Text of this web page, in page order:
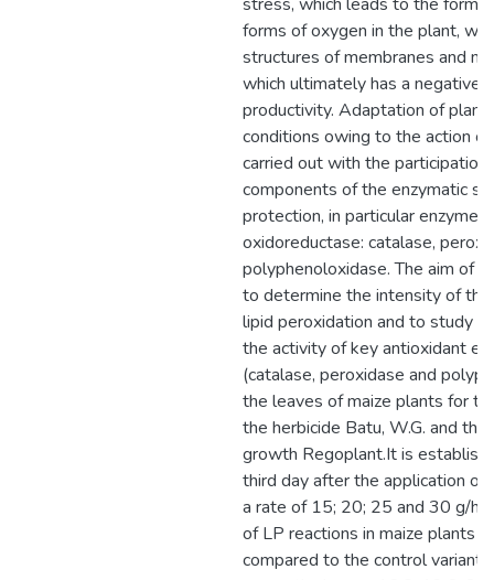
forms of oxygen in the plant,
structures of membranes and
which ultimately has a negative
productivity. Adaptation of
conditions owing to the action
carried out with the participation
components of the enzymatic
protection, in particular
oxidoreductase: catalase,
polyphenoloxidase. The aim of
to determine the intensity of
lipid peroxidation and to study
the activity of key antioxidant
(catalase, peroxidase and
the leaves of maize plants for
the herbicide Batu, W.G. and
growth Regoplant.It is
third day after the application of
a rate of 15; 20; 25 and 30 g/
of LP reactions in maize plants
compared to the control variant